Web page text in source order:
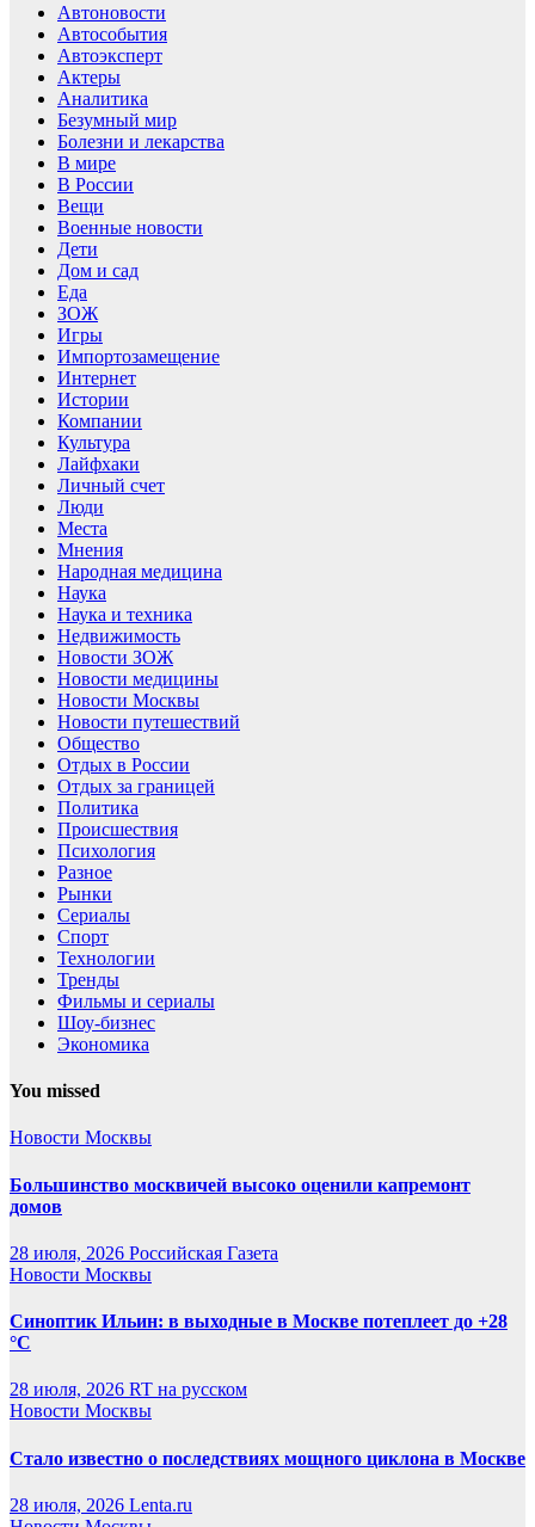
Автоновости
Автособытия
Автоэксперт
Актеры
Аналитика
Безумный мир
Болезни и лекарства
В мире
В России
Вещи
Военные новости
Дети
Дом и сад
Еда
ЗОЖ
Игры
Импортозамещение
Интернет
Истории
Компании
Культура
Лайфхаки
Личный счет
Люди
Места
Мнения
Народная медицина
Наука
Наука и техника
Недвижимость
Новости ЗОЖ
Новости медицины
Новости Москвы
Новости путешествий
Общество
Отдых в России
Отдых за границей
Политика
Происшествия
Психология
Разное
Рынки
Сериалы
Спорт
Технологии
Тренды
Фильмы и сериалы
Шоу-бизнес
Экономика
You missed
Новости Москвы
Большинство москвичей высоко оценили капремонт
домов
28 июля, 2026 Российская Газета
Новости Москвы
Синоптик Ильин: в выходные в Москве потеплеет до +28
°C
28 июля, 2026 RT на русском
Новости Москвы
Стало известно о последствиях мощного циклона в Москве
28 июля, 2026 Lenta.ru